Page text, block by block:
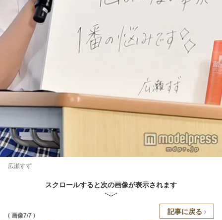
広瀬すず
スクロールすると次の画像が表示されます
( 画像7/7 ) 記事に戻る